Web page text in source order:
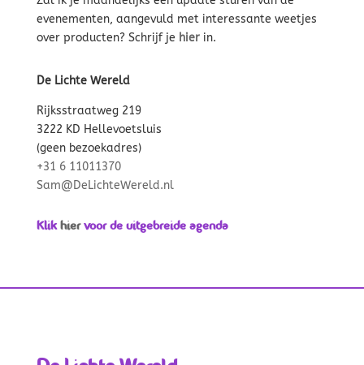
evenementen, aangevuld met interessante weetjes
over producten? Schrijf je hierin.
De Lichte Wereld
Rijksstraatweg 219
3222 KD Hellevoetsluis
(geen bezoekadres)
+31 6 11011370
Sam@DeLichteWereld.nl
Klikhiervoor de uitgebreide agenda